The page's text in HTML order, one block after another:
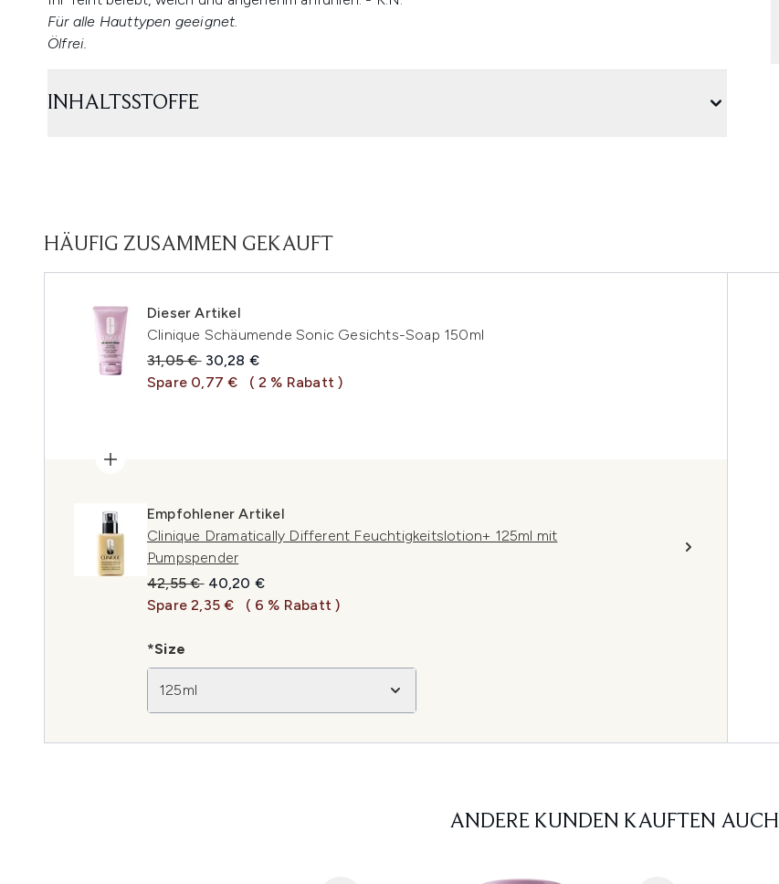
Für alle Hauttypen geeignet.
Ölfrei.
INHALTSSTOFFE
HÄUFIG ZUSAMMEN GEKAUFT
Dieser Artikel
Clinique Schäumende Sonic Gesichts-Soap 150ml
Unverbindliche Preisempfehlung:
31,05 € Aktueller Preis:
30,28 €
Spare 0,77 €
( 2 % Rabatt )
Empfohlener Artikel
Clinique Dramatically Different Feuchtigkeitslotion+ 125ml mit
Pumpspender
Unverbindliche Preisempfehlung:
42,55 € Aktueller Preis:
40,20 €
Spare 2,35 €
( 6 % Rabatt )
*Size
125ml
ANDERE KUNDEN KAUFTEN AUCH